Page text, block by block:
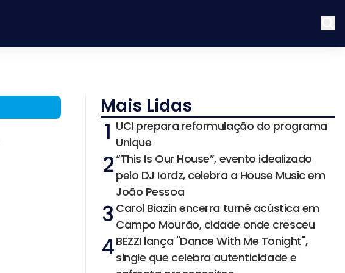
Mais Lidas
1 UCI prepara reformulação do programa
Unique
2“This Is Our House”, evento idealizado
pelo DJ Iordz, celebra a House Music em
João Pessoa
3 Carol Biazin encerra turnê acústica em
Campo Mourão, cidade onde cresceu
4BEZZI lança "Dance With Me Tonight",
single que celebra autenticidade e